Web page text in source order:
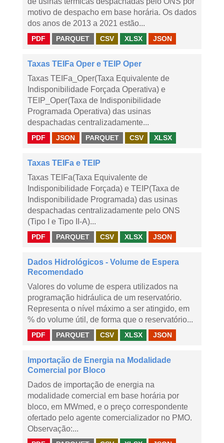
motivo de despacho em base horária. Os dados
dos anos de 2013 a 2021 estão...
PDF PARQUET CSV XLSX JSON
Taxas TEIFa Oper e TEIP Oper
Taxas TEIFa_Oper(Taxa Equivalente de
Indisponibilidade Forçada Operativa) e
TEIP_Oper(Taxa de Indisponibilidade
Programada Operativa) das usinas
despachadas centralizadamente...
PDF JSON PARQUET CSV XLSX
Taxas TEIFa e TEIP
Taxas TEIFa(Taxa Equivalente de
Indisponibilidade Forçada) e TEIP(Taxa de
Indisponibilidade Programada) das usinas
despachadas centralizadamente pelo ONS
(Tipo I e Tipo II-A)...
PDF PARQUET CSV XLSX JSON
Dados Hidrológicos - Volume de Espera
Recomendado
Valores do volume de espera utilizados na
programação hidráulica de um reservatório.
Representa o nível máximo a ser atingido, em
% do volume útil, de forma que o reservatório...
PDF PARQUET CSV XLSX JSON
Importação de Energia na Modalidade
Comercial por Bloco
Dados de importação de energia na
modalidade comercial em base horária por
bloco, em MWmed, e o preço correspondente
ofertado pelo agente comercializador no PMO.
Observação:...